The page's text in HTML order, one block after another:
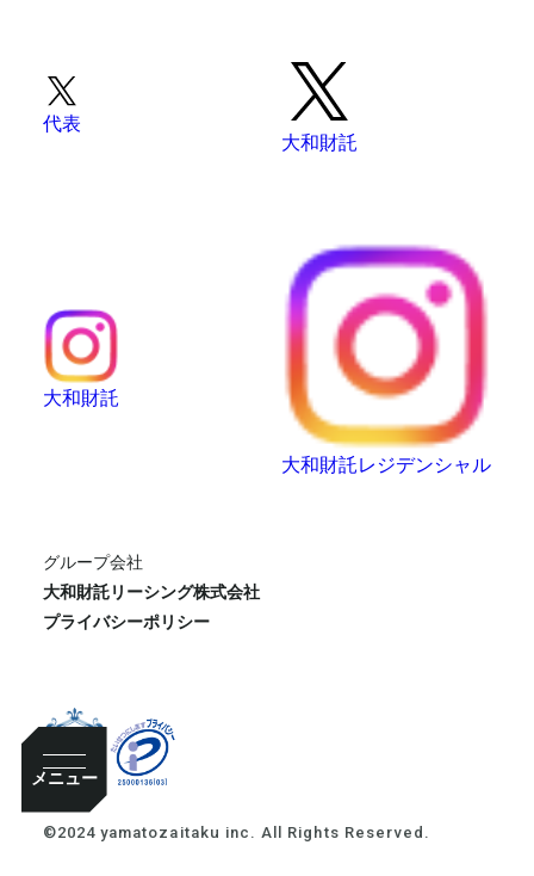
メニュー
代表
大和財託
大和財託
大和財託レジデンシャル
グループ会社
大和財託リーシング株式会社
プライバシーポリシー
©2024 yamatozaitaku inc. All Rights Reserved.